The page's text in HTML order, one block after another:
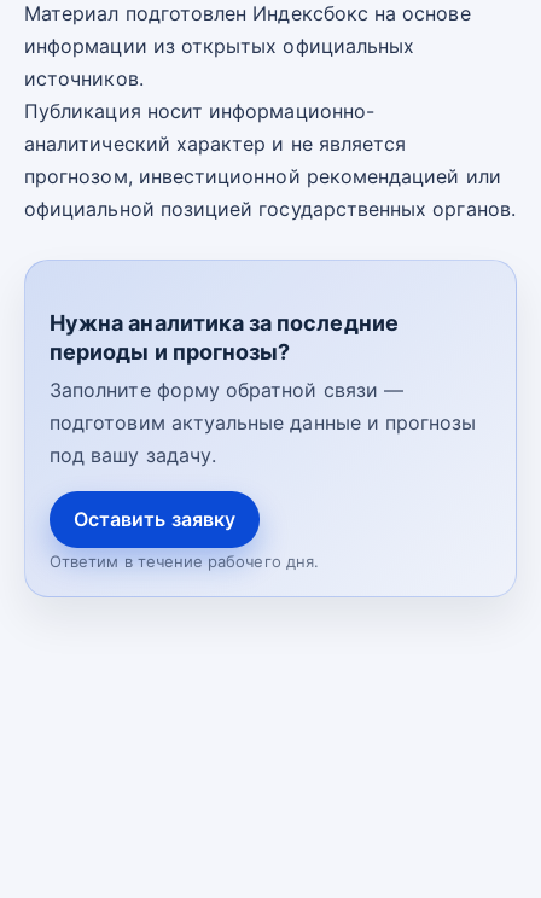
Материал подготовлен Индексбокс на основе
информации из открытых официальных
источников.
Публикация носит информационно-
аналитический характер и не является
прогнозом, инвестиционной рекомендацией или
официальной позицией государственных органов.
Нужна аналитика за последние
периоды и прогнозы?
Заполните форму обратной связи —
подготовим актуальные данные и прогнозы
под вашу задачу.
Оставить заявку
Ответим в течение рабочего дня.